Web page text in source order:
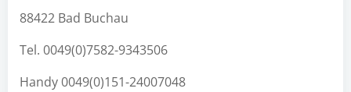
88422 Bad Buchau
Tel. 0049(0)7582-9343506
Handy 0049(0)151-24007048